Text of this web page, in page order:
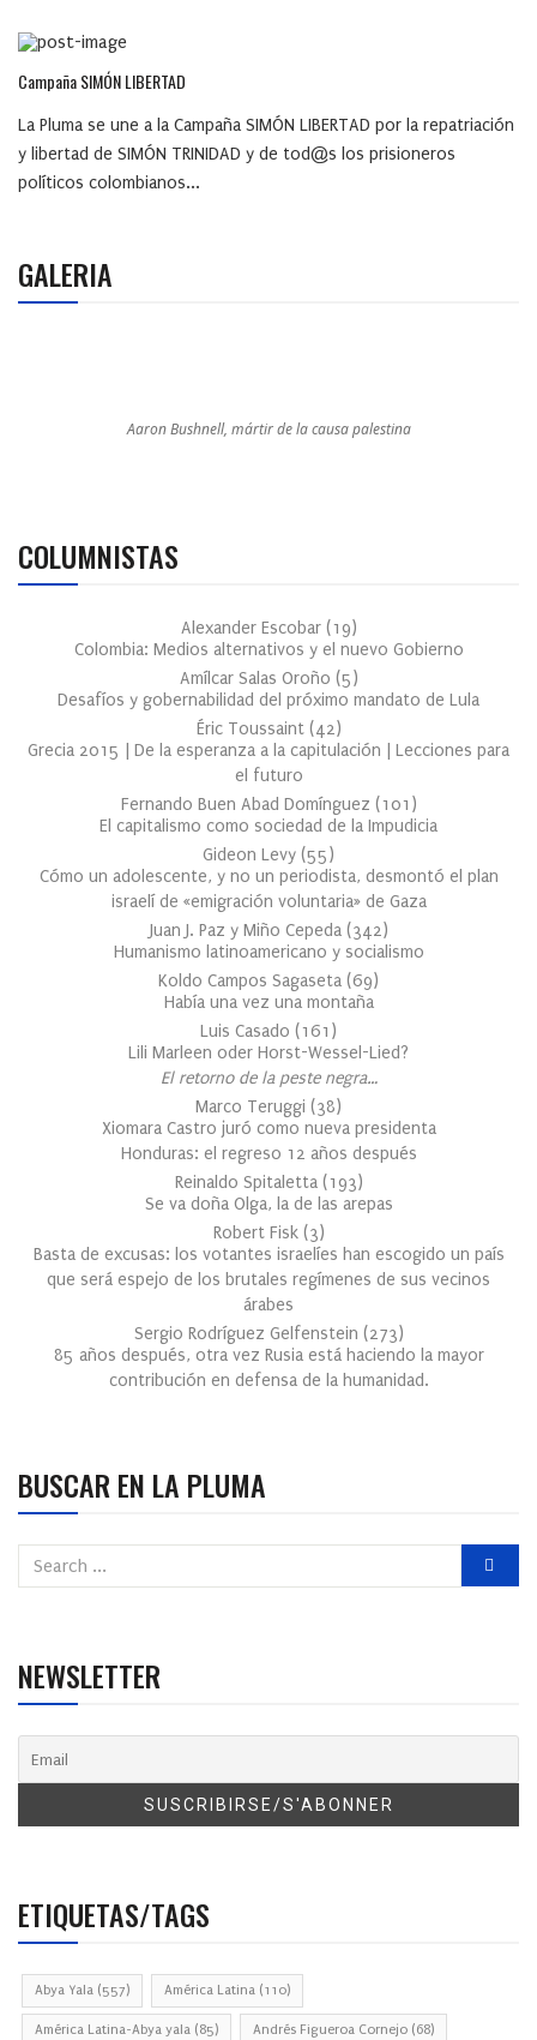
Campaña SIMÓN LIBERTAD
La Pluma se une a la Campaña SIMÓN LIBERTAD por la repatriación
y libertad de SIMÓN TRINIDAD y de tod@s los prisioneros
políticos colombianos...
GALERIA
Aaron Bushnell, mártir de la causa palestina
COLUMNISTAS
Alexander Escobar (19)
Colombia: Medios alternativos y el nuevo Gobierno
Amílcar Salas Oroño (5)
Desafíos y gobernabilidad del próximo mandato de Lula
Éric Toussaint (42)
Grecia 2015 | De la esperanza a la capitulación | Lecciones para
el futuro
Fernando Buen Abad Domínguez (101 )
El capitalismo como sociedad de la Impudicia
Gideon Levy (55)
Cómo un adolescente, y no un periodista, desmontó el plan
israelí de «emigración voluntaria» de Gaza
Juan J. Paz y Miño Cepeda (342)
Humanismo latinoamericano y socialismo
Koldo Campos Sagaseta (69)
Había una vez una montaña
Luis Casado (161 )
Lili Marleen oder Horst-Wessel-Lied?
El retorno de la peste negra…
Marco Teruggi (38)
Xiomara Castro juró como nueva presidenta
Honduras: el regreso 12 años después
Reinaldo Spitaletta (193)
Se va doña Olga, la de las arepas
Robert Fisk (3)
Basta de excusas: los votantes israelíes han escogido un país
que será espejo de los brutales regímenes de sus vecinos
árabes
Sergio Rodríguez Gelfenstein (273)
85 años después, otra vez Rusia está haciendo la mayor
contribución en defensa de la humanidad.
BUSCAR EN LA PLUMA
NEWSLETTER
ETIQUETAS/TAGS
Abya Yala (557) América Latina (110)
América Latina-Abya yala (85) Andrés Figueroa Cornejo (68)